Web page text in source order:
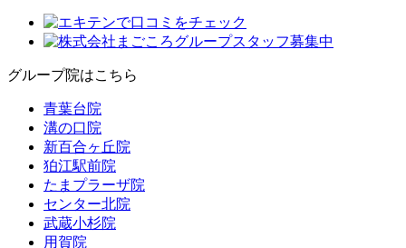
グループ院はこちら
青葉台院
溝の口院
新百合ヶ丘院
狛江駅前院
たまプラーザ院
センター北院
武蔵小杉院
用賀院